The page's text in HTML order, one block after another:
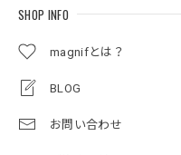
SHOP INFO
magnifとは？
BLOG
お問い合わせ